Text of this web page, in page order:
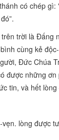
có chép
trời là
cùng kẻ
Đức Chúa
được những
tin, và hết
lòng được